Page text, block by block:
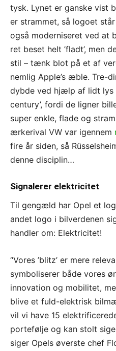
tysk. Lynet er ganske vist
er strammet, så logoet
også moderniseret ved at
ret beset helt ’fladt’, men
stil – tænk blot på et af
nemlig Apple’s æble. Tre-
dybde ved hjælp af lidt lys
century’, fordi de ligner
super enkle, flade og
ærkerival VW var igennem
fire år siden, så
denne disciplin…
Signalerer elektricitet
Til gengæld har Opel et
andet logo i bilverdenen
handler om: Elektricitet!
“Vores ’blitz’ er mere
symboliserer både vores
innovation og mobilitet,
blive et fuld-elektrisk
vil vi have 15
portefølje og kan stolt
siger Opels øverste chef